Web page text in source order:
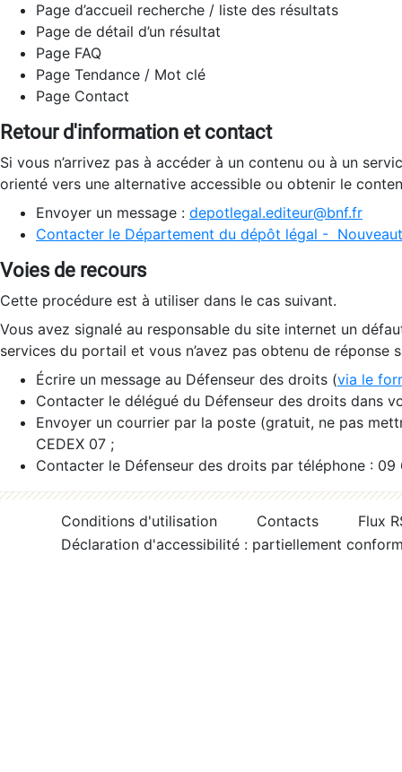
Page d’accueil recherche / liste des résultats
Page de détail d’un résultat
Page FAQ
Page Tendance / Mot clé
Page Contact
Retour d'information et contact
Si vous n’arrivez pas à accéder à un contenu ou à un
orienté vers une alternative accessible ou obtenir le
Envoyer un message : depotlegal.editeur@bnf.fr
Contacter le Département du dépôt légal -
Voies de recours
Cette procédure est à utiliser dans le cas suivant.
Vous avez signalé au responsable du site internet un
services du portail et vous n’avez pas obtenu de réponse
Écrire un message au Défenseur des droits (via le
Contacter le délégué du Défenseur des droits dans
Envoyer un courrier par la poste (gratuit, ne pas
CEDEX 07 ;
Contacter le Défenseur des droits par téléphone :
Conditions d'utilisation Contacts
Flux
Déclaration d'accessibilité : partiellement